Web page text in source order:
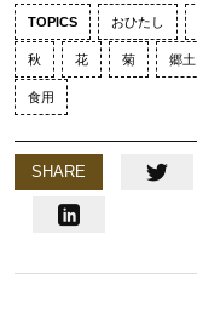
TOPICS おひたし
秋 花 菊 郷土
食用
SHARE